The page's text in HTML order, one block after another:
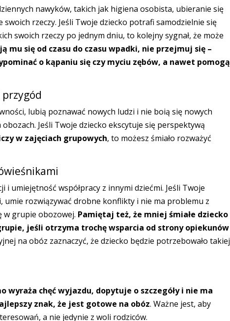
nawyków, takich jak higiena osobista, ubieranie się
rzeczy. Jeśli Twoje dziecko potrafi samodzielnie się
swoich rzeczy po jednym dniu, to kolejny sygnał, że może
mu się od czasu do czasu wpadki, nie przejmuj się –
o kąpaniu się czy myciu zębów, a nawet pomogą
przygód
lubią poznawać nowych ludzi i nie boią się nowych
Jeśli Twoje dziecko ekscytuje się perspektywą
w zajęciach grupowych, to możesz śmiało rozważyć
umiejętność współpracy z innymi dziećmi. Jeśli Twoje
umie rozwiązywać drobne konflikty i nie ma problemu z
w grupie obozowej. Pamiętaj też, że mniej śmiałe dziecko
jeśli otrzyma trochę wsparcia od strony opiekunów
na obóz zaznaczyć, że dziecko będzie potrzebowało takiej
wyraża chęć wyjazdu, dopytuje o szczegóły i nie ma
znak, że jest gotowe na obóz. Ważne jest, aby
a nie jedynie z woli rodziców.